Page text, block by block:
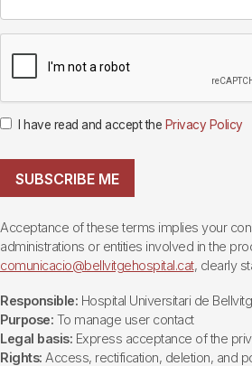
I have read and accept the Privacy Policy
SUBSCRIBE ME
Acceptance of these terms implies your
administrations or entities involved in the
comunicacio@bellvitgehospital.cat, clearly
Responsible: Hospital Universitari de
Purpose: To manage user contact
Legal basis: Express acceptance of the
Rights: Access, rectification, deletion, and